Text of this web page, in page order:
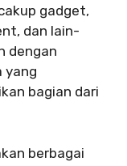
gadget,
dan lain-
dengan
yang
bagian dari
berbagai